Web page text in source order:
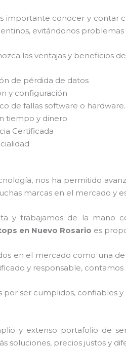
importante conocer y contar
evitándonos
las ventajas y beneficios
de pérdida de datos
y configuración
de fallas software o hardware.
tiempo y dinero
Certificada
nos ha permitido
marcas en el mercado y
y trabajamos de la mano
en Nuevo Rosario es
en el mercado como una
y responsable,
por ser cumplidos, confiables
y extenso portafolio de
soluciones, precios justos y